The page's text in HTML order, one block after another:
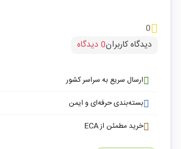
0
دیدگاه کاربران0 دیدگاه
ارسال سریع به سراسر کشور
بسته‌بندی حرفه‌ای و ایمن
خرید مطمئن از ECA